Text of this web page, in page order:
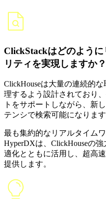
ClickStackはどのよう
リティを実現しますか？
ClickHouseは大量の連続的
理するよう設計されており
トをサポートしながら、新
テンシで検索可能になります
最も集約的なリアルタイム
HyperDXは、ClickHouseの
適化とともに活用し、超高
提供します。